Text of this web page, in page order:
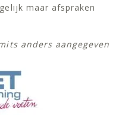
maar afspraken
anders aangegeven